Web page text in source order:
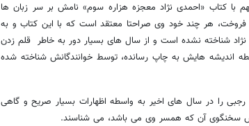
با کتاب «احمدی نژاد معجزه هزاره سوم» نامش بر سر زبان ها
یک ماه بیش از 20 هزار نسخه فروخت، هر چند خود وی صراحتا معتقد است که با این کتاب و به
شناخته نشده است و از سال های بسیار دور به خاطر قلم زدن
اندیشه هایش به چاپ رسانده، توسط خوانندگانش شناخته شده
رجبی را در سال های اخیر به واسطه اظهارات بسیار صریح و گاهی
سخنگوی آن که همسر وی می باشد، می شناسند.